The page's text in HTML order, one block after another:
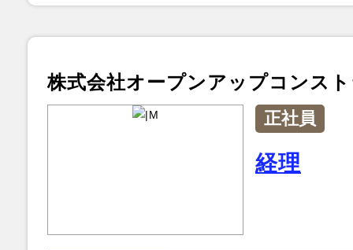
株式会社オープンアップコンス
正社員
経理